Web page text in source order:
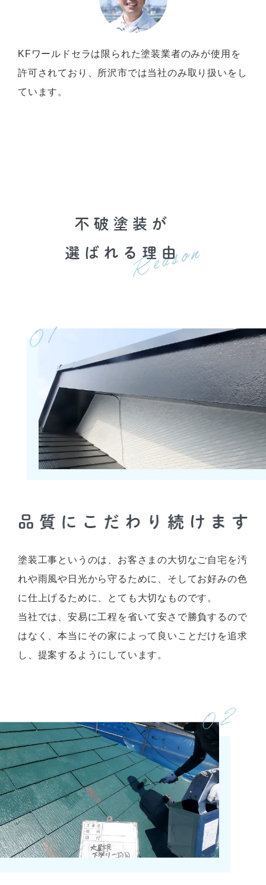
KFワールドセラは限られた塗装業者のみが使用を
許可されており、所沢市では当社のみ取り扱いをし
ています。
塗装工事というのは、お客さまの大切なご自宅を汚
れや雨風や日光から守るために、そしてお好みの色
に仕上げるために、とても大切なものです。
当社では、安易に工程を省いて安さで勝負するので
はなく、本当にその家によって良いことだけを追求
し、提案するようにしています。